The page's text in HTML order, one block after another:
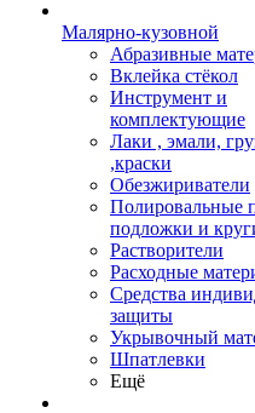
Малярно-кузовной
Абразивные
Вклейка стёкол
Инструмент и
комплектующие
Лаки , эмали,
,краски
Обезжириватели
Полировальные
подложки и
Растворители
Расходные
Средства
защиты
Укрывочный
Шпатлевки
Ещё